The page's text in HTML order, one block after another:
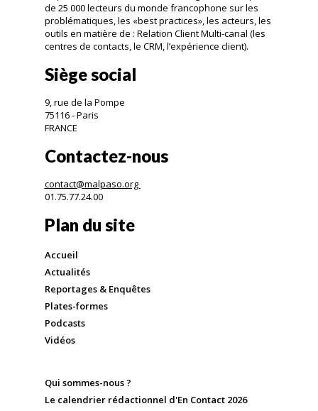
de 25 000 lecteurs du monde francophone sur les
problématiques, les «best practices», les acteurs, les
outils en matière de : Relation Client Multi-canal (les
centres de contacts, le CRM, l’expérience client).
Siège social
9, rue de la Pompe
75116 - Paris
FRANCE
Contactez-nous
contact@malpaso.org
01.75.77.24.00
Plan du site
Accueil
Actualités
Reportages & Enquêtes
Plates-formes
Podcasts
Vidéos
Qui sommes-nous ?
Le calendrier rédactionnel d'En Contact 2026